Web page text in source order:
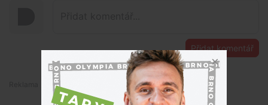
Přidat komentář
Premium